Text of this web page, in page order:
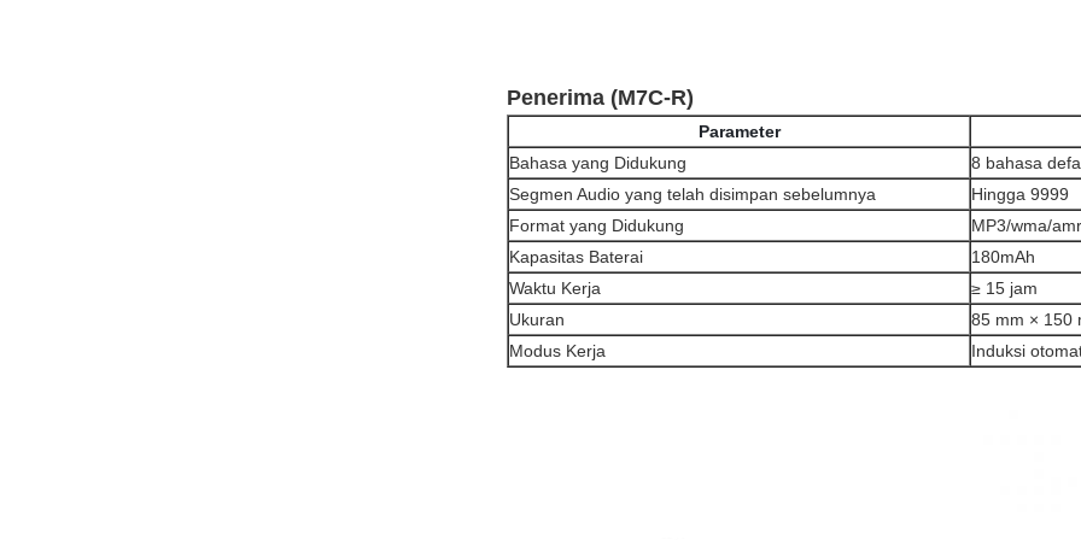
Penerima (M7C-R)
Parameter
Bahasa yang Didukung
8 bahasa
Segmen Audio yang telah disimpan sebelumnya
Hingga 9999
Format yang Didukung
MP3/wma/
Kapasitas Baterai
180mAh
Waktu Kerja
≥ 15 jam
Ukuran
85 mm × 150
Modus Kerja
Induksi